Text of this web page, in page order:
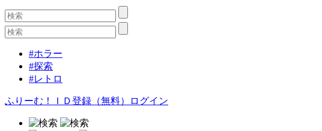
#ホラー
#探索
#レトロ
ふりーむ！ＩＤ登録（無料） ログイン